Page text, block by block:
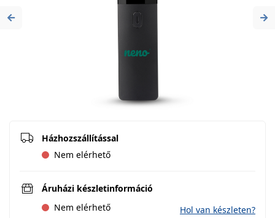
Previous
Házhozszállítással
Nem elérhető
Áruházi készletinformáció
Nem elérhető
Hol van készleten?